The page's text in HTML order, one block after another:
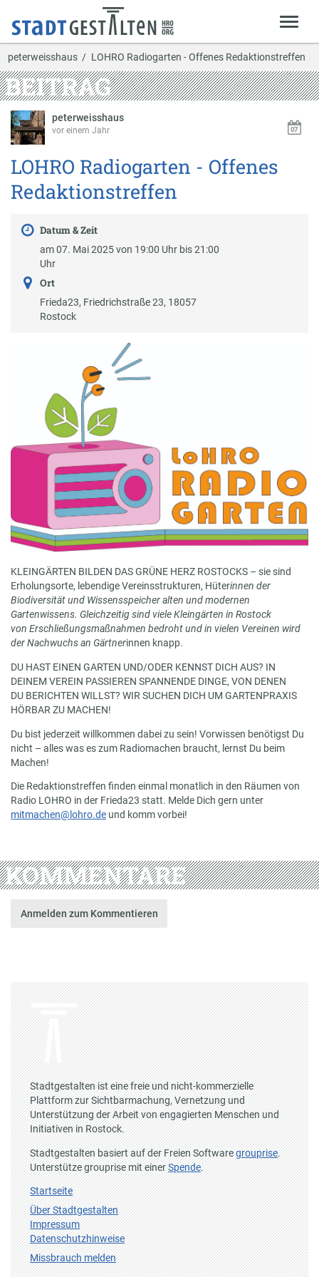
peterweisshaus LOHRO Radiogarten - Offenes Redaktionstreffen
BEITRAG
peterweisshaus
vor einem Jahr
LOHRO Radiogarten - Offenes
Redaktionstreffen
Datum & Zeit
am 07. Mai 2025 von 19:00 Uhr bis 21:00
Uhr
Ort
Frieda23, Friedrichstraße 23, 18057
Rostock
KLEINGÄRTEN BILDEN DAS GRÜNE HERZ ROSTOCKS – sie sind
Erholungsorte, lebendige Vereinsstrukturen, Hüterinnen der
Biodiversität und Wissensspeicher alten und modernen
Gartenwissens. Gleichzeitig sind viele Kleingärten in Rostock
von Erschließungsmaßnahmen bedroht und in vielen Vereinen wird
der Nachwuchs an Gärtnerinnen knapp.
DU HAST EINEN GARTEN UND/ODER KENNST DICH AUS? IN
DEINEM VEREIN PASSIEREN SPANNENDE DINGE, VON DENEN
DU BERICHTEN WILLST? WIR SUCHEN DICH UM GARTENPRAXIS
HÖRBAR ZU MACHEN!
Du bist jederzeit willkommen dabei zu sein! Vorwissen benötigst Du
nicht – alles was es zum Radiomachen braucht, lernst Du beim
Machen!
Die Redaktionstreffen finden einmal monatlich in den Räumen von
Radio LOHRO in der Frieda23 statt. Melde Dich gern unter
mitmachen@lohro.de und komm vorbei!
KOMMENTARE
Anmelden zum Kommentieren
Stadtgestalten ist eine freie und nicht-kommerzielle
Plattform zur Sichtbarmachung, Vernetzung und
Unterstützung der Arbeit von engagierten Menschen und
Initiativen in Rostock.
Stadtgestalten basiert auf der Freien Softwaregrouprise.
Unterstütze grouprise mit einerSpende.
Startseite
Über Stadtgestalten
Impressum
Datenschutzhinweise
Missbrauch melden